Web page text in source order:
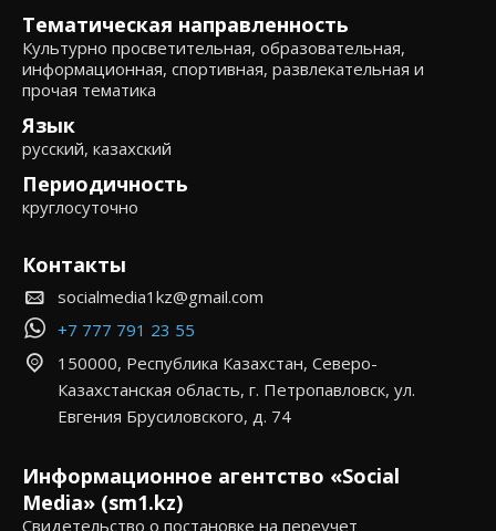
Тематическая направленность
Культурно просветительная, образовательная,
информационная, спортивная, развлекательная и
прочая тематика
Язык
русский, казахский
Периодичность
круглосуточно
Контакты
socialmedia1kz@gmail.com
+7 777 791 23 55
150000, Республика Казахстан, Северо-
Казахстанская область, г. Петропавловск, ул.
Евгения Брусиловского, д. 74
Информационное агентство «Social
Media» (sm1.kz)
Свидетельство о постановке на переучет